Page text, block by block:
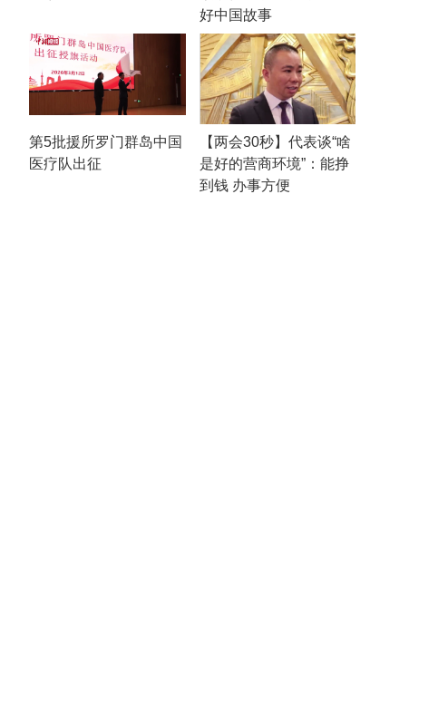
好中国故事
第5批援所罗门群岛中国
医疗队出征
【两会30秒】代表谈“啥
是好的营商环境”：能挣
到钱 办事方便